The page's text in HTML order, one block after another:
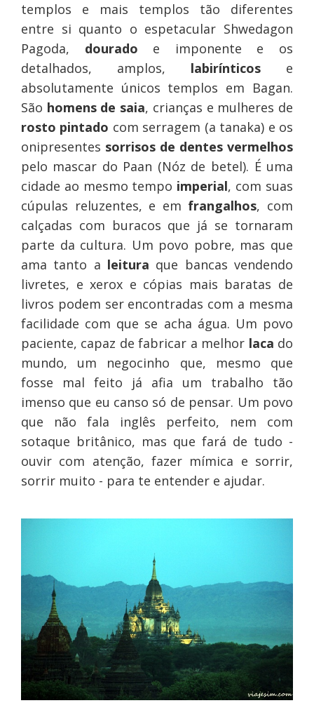
templos e mais templos tão diferentes
entre si quanto o espetacular Shwedagon
Pagoda, dourado e imponente e os
detalhados, amplos, labirínticos e
absolutamente únicos templos em Bagan.
São homens de saia, crianças e mulheres de
rosto pintado com serragem (a tanaka) e os
onipresentes sorrisos de dentes vermelhos
pelo mascar do Paan (Nóz de betel). É uma
cidade ao mesmo tempo imperial, com suas
cúpulas reluzentes, e em frangalhos, com
calçadas com buracos que já se tornaram
parte da cultura. Um povo pobre, mas que
ama tanto a leitura que bancas vendendo
livretes, e xerox e cópias mais baratas de
livros podem ser encontradas com a mesma
facilidade com que se acha água. Um povo
paciente, capaz de fabricar a melhor laca do
mundo, um negocinho que, mesmo que
fosse mal feito já afia um trabalho tão
imenso que eu canso só de pensar. Um povo
que não fala inglês perfeito, nem com
sotaque britânico, mas que fará de tudo -
ouvir com atenção, fazer mímica e sorrir,
sorrir muito - para te entender e ajudar.